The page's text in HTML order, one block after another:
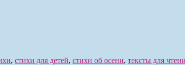
, стихи для детей, стихи об осени, тексты для